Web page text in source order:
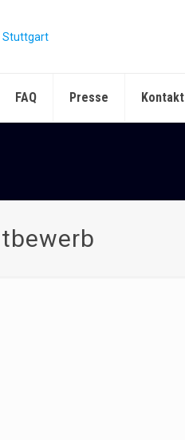
FAQ Presse Kontakt